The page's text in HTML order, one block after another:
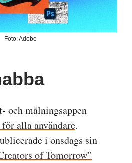
Foto: Adobe
och målningsappen
alla användare.
i onsdags sin
of Tomorrow”